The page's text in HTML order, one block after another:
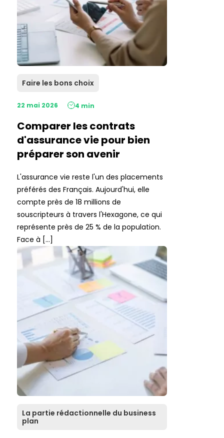
Faire les bons choix
22 mai 2026 4 min
Comparer les contrats
d'assurance vie pour bien
préparer son avenir
L'assurance vie reste l'un des placements
préférés des Français. Aujourd'hui, elle
compte près de 18 millions de
souscripteurs à travers l'Hexagone, ce qui
représente près de 25 % de la population.
Face à […]
La partie rédactionnelle du business
plan